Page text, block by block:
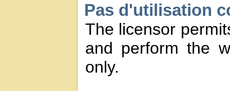
Pas d'utilisation
The licensor
and perform the
only.